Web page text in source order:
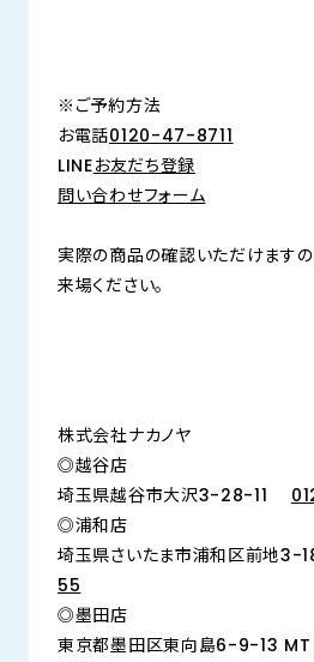
※ご予約方法
お電話0120-47-8711
LINEお友だち登録
問い合わせフォーム
実際の商品の確認いただけます
来場ください。
株式会社ナカノヤ
◎越谷店
埼玉県越谷市大沢3-28-11
◎浦和店
埼玉県さいたま市浦和区前地
55
◎墨田店
東京都墨田区東向島6-9-13 MT